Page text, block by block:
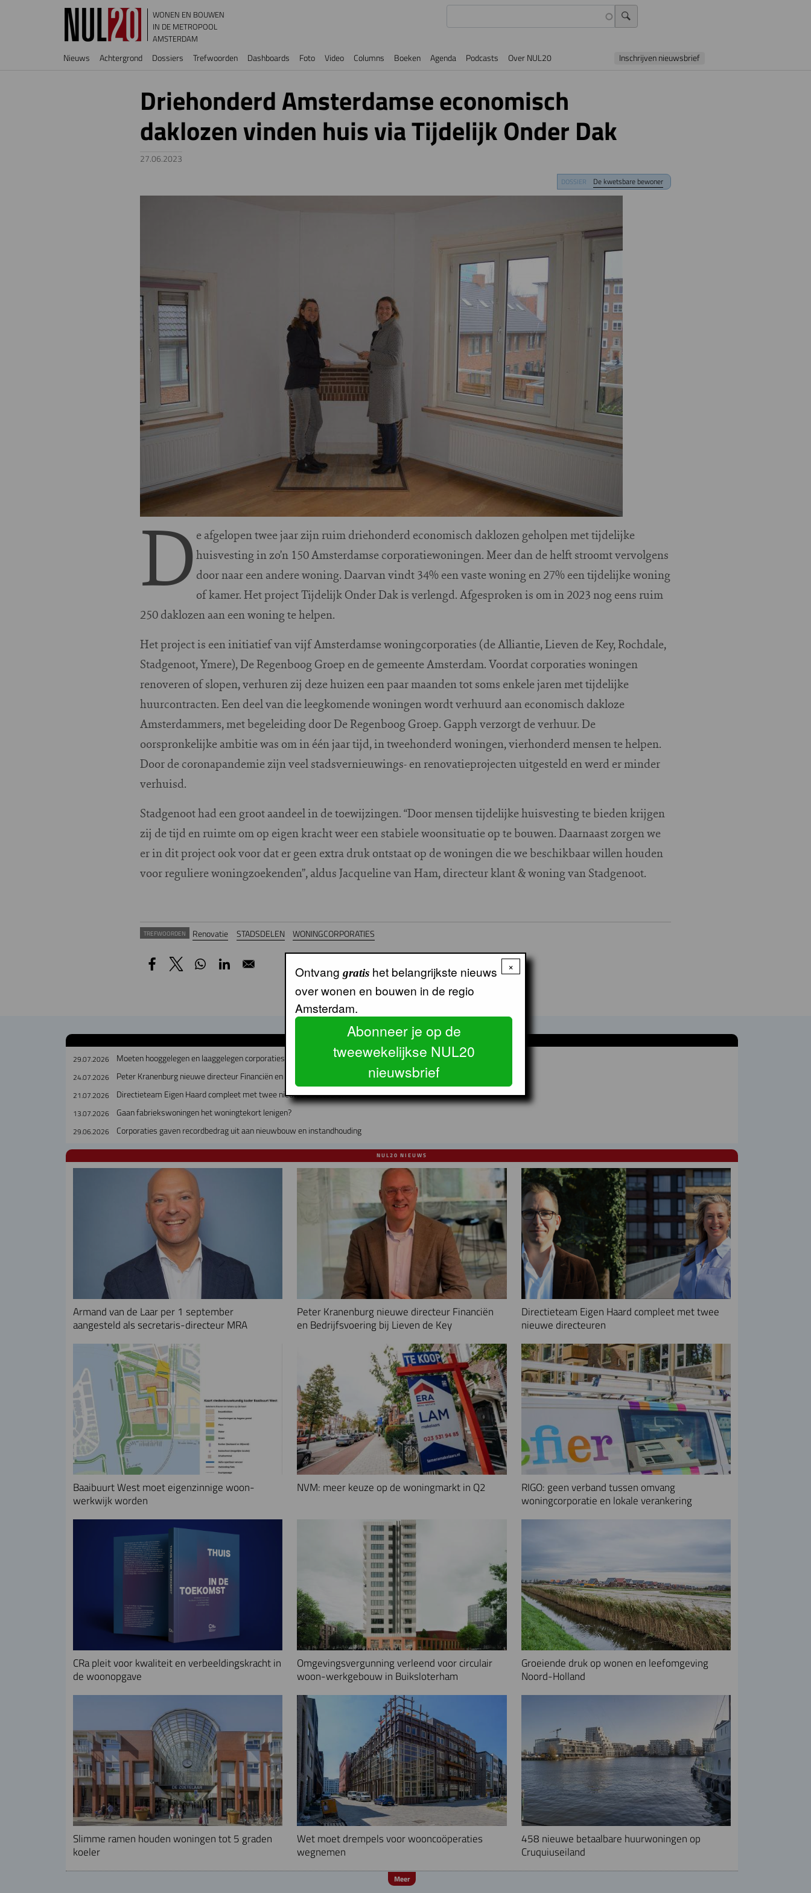
Overslaan en naar de inhoud gaan
WONEN EN BOUWEN
IN DE METROPOOL
AMSTERDAM
Hoofdnavigatie
Nieuws Achtergrond Dossiers Trefwoorden Dashboards Foto Video Columns Boeken Agenda Podcasts Over NUL20 Inschrijven nieuwsbrief
Driehonderd Amsterdamse economisch
daklozen vinden huis via Tijdelijk Onder Dak
27.06.2023
DOSSIER De kwetsbare bewoner
D e afgelopen twee jaar zijn ruim driehonderd economisch daklozen geholpen met tijdelijke
huisvesting in zo’n 150 Amsterdamse corporatiewoningen. Meer dan de helft stroomt vervolgens
door naar een andere woning. Daarvan vindt 34% een vaste woning en 27% een tijdelijke woning
of kamer. Het project Tijdelijk Onder Dak is verlengd. Afgesproken is om in 2023 nog eens ruim
250 daklozen aan een woning te helpen.
Het project is een initiatief van vijf Amsterdamse woningcorporaties (de Alliantie, Lieven de Key, Rochdale,
Stadgenoot, Ymere), De Regenboog Groep en de gemeente Amsterdam. Voordat corporaties woningen
renoveren of slopen, verhuren zij deze huizen een paar maanden tot soms enkele jaren met tijdelijke
huurcontracten. Een deel van die leegkomende woningen wordt verhuurd aan economisch dakloze
Amsterdammers, met begeleiding door De Regenboog Groep. Gapph verzorgt de verhuur. De
oorspronkelijke ambitie was om in één jaar tijd, in tweehonderd woningen, vierhonderd mensen te helpen.
Door de coronapandemie zijn veel stadsvernieuwings- en renovatieprojecten uitgesteld en werd er minder
verhuisd.
Stadgenoot had een groot aandeel in de toewijzingen. “Door mensen tijdelijke huisvesting te bieden krijgen
zij de tijd en ruimte om op eigen kracht weer een stabiele woonsituatie op te bouwen. Daarnaast zorgen we
er in dit project ook voor dat er geen extra druk ontstaat op de woningen die we beschikbaar willen houden
voor reguliere woningzoekenden”, aldus Jacqueline van Ham, directeur klant & woning van Stadgenoot.
TREFWOORDEN Renovatie STADSDELEN WONINGCORPORATIES
GERELATEERDE ARTIKELEN
29.07.2026 Moeten hooggelegen en laaggelegen corporaties fuseren?
24.07.2026 Peter Kranenburg nieuwe directeur Financiën en Bedrijfsvoering bij Lieven de Key
21.07.2026 Directieteam Eigen Haard compleet met twee nieuwe directeuren
13.07.2026 Gaan fabriekswoningen het woningtekort lenigen?
29.06.2026 Corporaties gaven recordbedrag uit aan nieuwbouw en instandhouding
NUL20 NIEUWS
Armand van de Laar per 1 september
aangesteld als secretaris-directeur MRA
Peter Kranenburg nieuwe directeur Financiën
en Bedrijfsvoering bij Lieven de Key
Directieteam Eigen Haard compleet met twee
nieuwe directeuren
Baaibuurt West moet eigenzinnige woon-
werkwijk worden
NVM: meer keuze op de woningmarkt in Q2
RIGO: geen verband tussen omvang
woningcorporatie en lokale verankering
CRa pleit voor kwaliteit en verbeeldingskracht in
de woonopgave
Omgevingsvergunning verleend voor circulair
woon-werkgebouw in Buiksloterham
Groeiende druk op wonen en leefomgeving
Noord-Holland
Slimme ramen houden woningen tot 5 graden
koeler
Wet moet drempels voor wooncoöperaties
wegnemen
458 nieuwe betaalbare huurwoningen op
Cruquiuseiland
Meer
×
Ontvang gratis het belangrijkste nieuws
over wonen en bouwen in de regio
Amsterdam.
Abonneer je op de
tweewekelijkse NUL20
nieuwsbrief